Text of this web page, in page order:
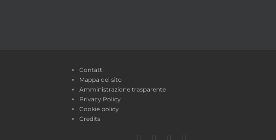
Contatti
Mappa del sito
Amministrazione trasparente
Privacy Policy
Cookie policy
Credits